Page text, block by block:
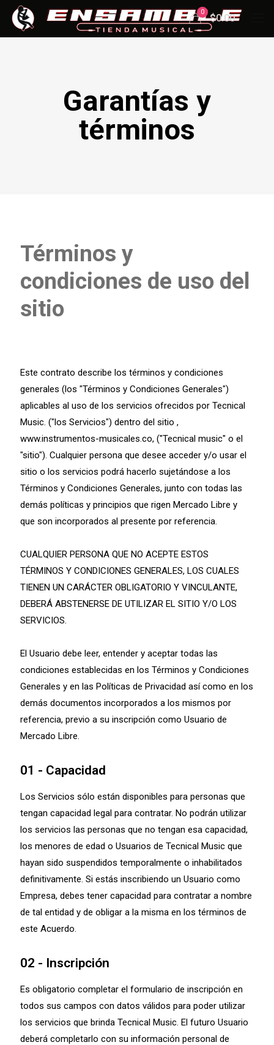
0
$0.00
Garantías y
términos
Términos y
condiciones de uso del
sitio
Este contrato describe los términos y condiciones
generales (los "Términos y Condiciones Generales")
aplicables al uso de los servicios ofrecidos por Tecnical
Music. ("los Servicios") dentro del sitio ,
www.instrumentos-musicales.co, ("Tecnical music" o el
"sitio"). Cualquier persona que desee acceder y/o usar el
sitio o los servicios podrá hacerlo sujetándose a los
Términos y Condiciones Generales, junto con todas las
demás políticas y principios que rigen Mercado Libre y
que son incorporados al presente por referencia.
CUALQUIER PERSONA QUE NO ACEPTE ESTOS
TÉRMINOS Y CONDICIONES GENERALES, LOS CUALES
TIENEN UN CARÁCTER OBLIGATORIO Y VINCULANTE,
DEBERÁ ABSTENERSE DE UTILIZAR EL SITIO Y/O LOS
SERVICIOS.
El Usuario debe leer, entender y aceptar todas las
condiciones establecidas en los Términos y Condiciones
Generales y en las Políticas de Privacidad así como en los
demás documentos incorporados a los mismos por
referencia, previo a su inscripción como Usuario de
Mercado Libre.
01 - Capacidad
Los Servicios sólo están disponibles para personas que
tengan capacidad legal para contratar. No podrán utilizar
los servicios las personas que no tengan esa capacidad,
los menores de edad o Usuarios de Tecnical Music que
hayan sido suspendidos temporalmente o inhabilitados
definitivamente. Si estás inscribiendo un Usuario como
Empresa, debes tener capacidad para contratar a nombre
de tal entidad y de obligar a la misma en los términos de
este Acuerdo.
02 - Inscripción
Es obligatorio completar el formulario de inscripción en
todos sus campos con datos válidos para poder utilizar
los servicios que brinda Tecnical Music. El futuro Usuario
deberá completarlo con su información personal de